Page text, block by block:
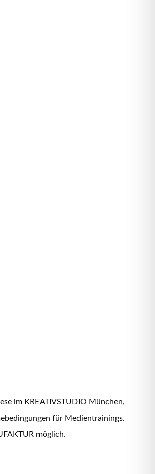
im KREATIVSTUDIO München,
für Medientrainings.
möglich.